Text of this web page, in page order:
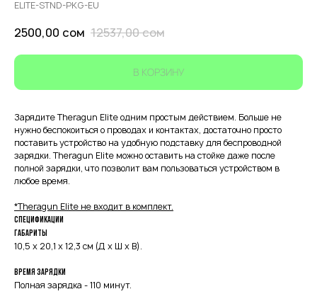
ELITE-STND-PKG-EU
2500,00 сом 12537,00сом
В КОРЗИНУ
Зарядите Theragun Elite одним простым действием. Больше не
нужно беспокоиться о проводах и контактах, достаточно просто
поставить устройство на удобную подставку для беспроводной
зарядки. Theragun Elite можно оставить на стойке даже после
полной зарядки, что позволит вам пользоваться устройством в
любое время.
*Theragun Elite не входит в комплект.
СПЕЦИФИКАЦИИ
Габариты
10,5 x 20,1 x 12,3 см (Д х Ш х В).
Время зарядки
Полная зарядка - 110 минут.